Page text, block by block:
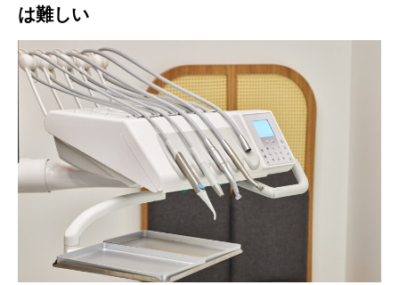
は難しい